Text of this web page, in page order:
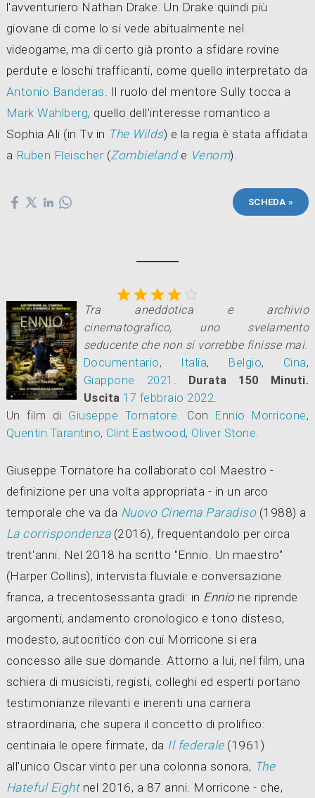
l'avventuriero Nathan Drake. Un Drake quindi più
giovane di come lo si vede abitualmente nel
videogame, ma di certo già pronto a sfidare rovine
perdute e loschi trafficanti, come quello interpretato da
Antonio Banderas . Il ruolo del mentore Sully tocca a
Mark Wahlberg, quello dell'interesse romantico a
Sophia Ali (in Tv in The Wilds) e la regia è stata affidata
a Ruben Fleischer(Zombielande Venom).
SCHEDA »

Tra aneddotica e archivio
cinematografico, uno svelamento
seducente che non si vorrebbe finisse mai.
Documentario, Italia, Belgio, Cina,
Giappone
2021
Durata 150 Minuti.
Uscita 17 febbraio 2022
Un film di Giuseppe Tornatore Con Ennio Morricone,
Quentin Tarantino, Clint Eastwood, Oliver Stone
Giuseppe Tornatore ha collaborato col Maestro -
definizione per una volta appropriata - in un arco
temporale che va da Nuovo Cinema Paradiso(1988) a
La corrispondenza(2016), frequentandolo per circa
trent'anni. Nel 2018 ha scritto "Ennio. Un maestro"
(Harper Collins), intervista fluviale e conversazione
franca, a trecentosessanta gradi: in Ennione riprende
argomenti, andamento cronologico e tono disteso,
modesto, autocritico con cui Morricone si era
concesso alle sue domande. Attorno a lui, nel film, una
schiera di musicisti, registi, colleghi ed esperti portano
testimonianze rilevanti e inerenti una carriera
straordinaria, che supera il concetto di prolifico:
centinaia le opere firmate, da Il federale(1961)
all'unico Oscar vinto per una colonna sonora, The
Hateful Eightnel 2016, a 87 anni. Morricone - che,